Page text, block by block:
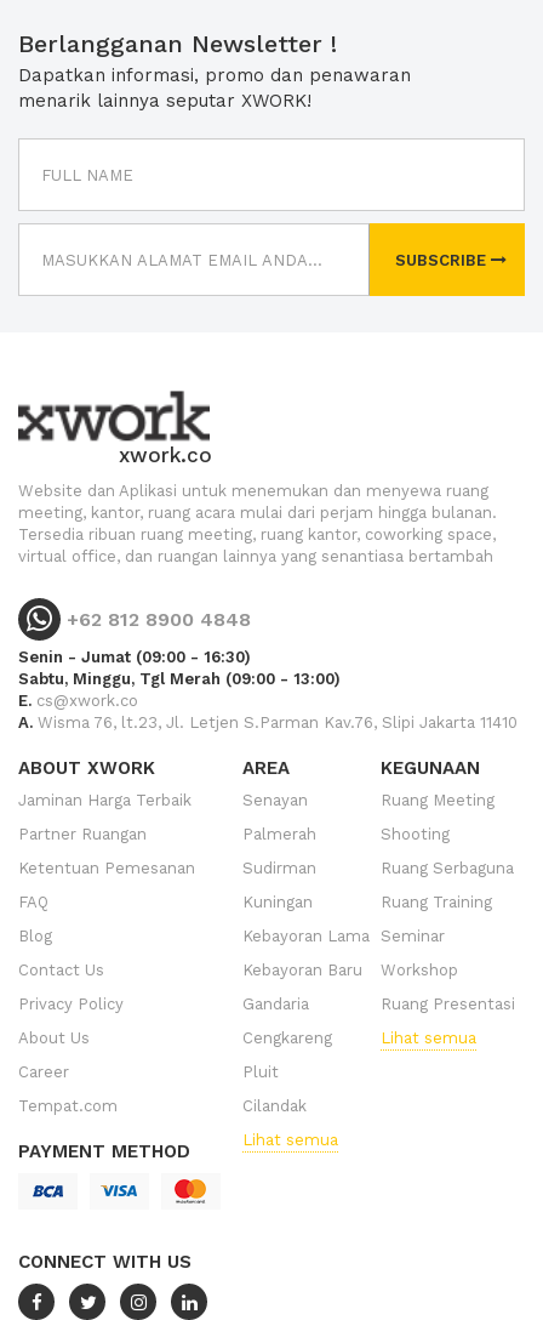
Berlangganan Newsletter !
Dapatkan informasi, promo dan penawaran
menarik lainnya seputar XWORK!
SUBSCRIBE
xwork.co
Website dan Aplikasi untuk menemukan dan menyewa ruang
meeting, kantor, ruang acara mulai dari perjam hingga bulanan.
Tersedia ribuan ruang meeting, ruang kantor, coworking space,
virtual office, dan ruangan lainnya yang senantiasa bertambah
+62 812 8900 4848
Senin - Jumat (09:00 - 16:30)
Sabtu, Minggu, Tgl Merah (09:00 - 13:00)
E. cs@xwork.co
A. Wisma 76, lt.23, Jl. Letjen S.Parman Kav.76, Slipi Jakarta 11410
ABOUT XWORK
Jaminan Harga Terbaik
Partner Ruangan
Ketentuan Pemesanan
FAQ
Blog
Contact Us
Privacy Policy
About Us
Career
Tempat.com
PAYMENT METHOD
CONNECT WITH US
AREA
Senayan
Palmerah
Sudirman
Kuningan
Kebayoran Lama
Kebayoran Baru
Gandaria
Cengkareng
Pluit
Cilandak
Lihat semua
KEGUNAAN
Ruang Meeting
Shooting
Ruang Serbaguna
Ruang Training
Seminar
Workshop
Ruang Presentasi
Lihat semua